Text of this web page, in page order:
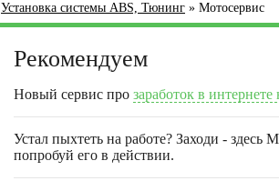
Установка системы ABS, Тюнинг » Мотосервис
Рекомендуем
Новый сервис про заработок в интернете
Устал пыхтеть на работе? Заходи - здесь
попробуй его в действии.